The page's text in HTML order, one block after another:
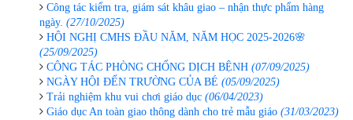
Công tác kiểm tra, giám sát khâu giao – nhận thực phẩm hàng
ngày. (27/10/2025)
HỘI NGHỊ CMHS ĐẦU NĂM, NĂM HỌC 2025-2026🌸
(25/09/2025)
CÔNG TÁC PHÒNG CHỐNG DỊCH BỆNH (07/09/2025)
NGÀY HỘI ĐẾN TRƯỜNG CỦA BÉ (05/09/2025)
Trải nghiệm khu vui chơi giáo dục (06/04/2023)
Giáo dục An toàn giao thông dành cho trẻ mẫu giáo (31/03/2023)